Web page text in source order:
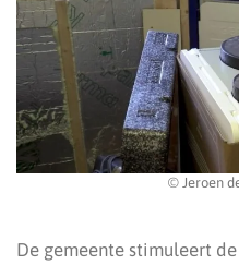
© Jeroen
De gemeente stimuleert